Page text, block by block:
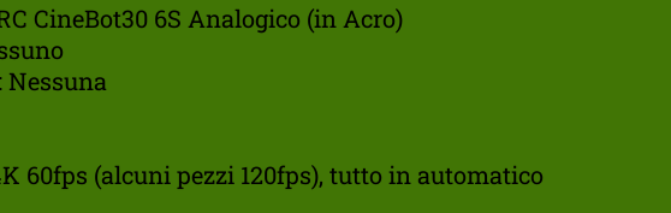
CineBot30 6S Analogico (in Acro)
Nessuna
60fps (alcuni pezzi 120fps), tutto in automatico